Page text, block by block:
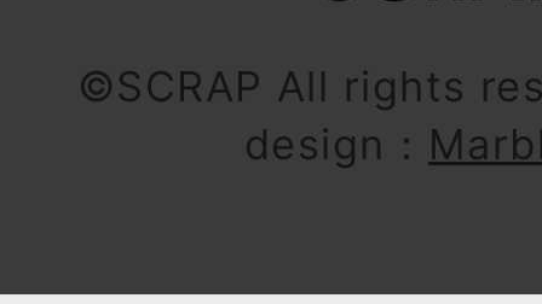
©SCRAP All rights
design：